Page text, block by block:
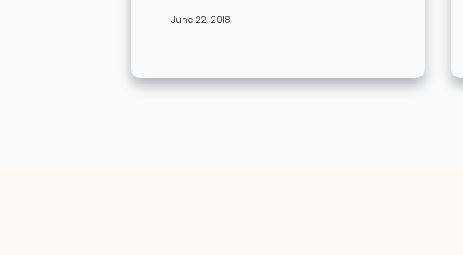
sentimientos. Desde mi
June 22, 2018